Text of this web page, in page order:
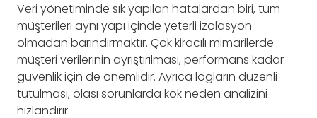
Veri yönetiminde sık yapılan hatalardan biri, tüm
müşterileri aynı yapı içinde yeterli izolasyon
olmadan barındırmaktır. Çok kiracılı mimarilerde
müşteri verilerinin ayrıştırılması, performans kadar
güvenlik için de önemlidir. Ayrıca logların düzenli
tutulması, olası sorunlarda kök neden analizini
hızlandırır.